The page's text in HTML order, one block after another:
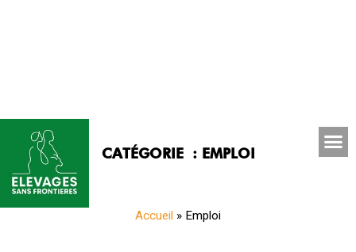
CATÉGORIE : EMPLOI
Accueil » Emploi